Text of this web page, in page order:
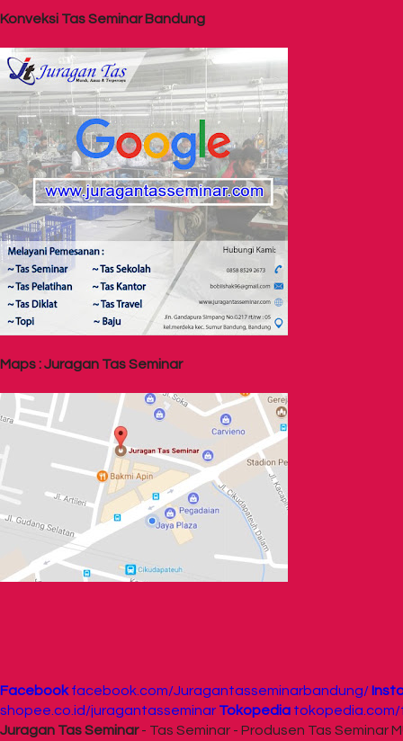
Konveksi Tas Seminar Bandung
Maps : Juragan Tas Seminar
Facebook facebook.com/Juragantasseminarbandung/
shopee.co.id/juragantasseminar Tokopedia
Juragan Tas Seminar- Tas Seminar - Produsen Tas Seminar